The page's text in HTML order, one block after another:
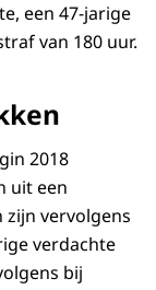
een 47-jarige
van 180 uur.
2018
uit een
zijn vervolgens
verdachte
bij